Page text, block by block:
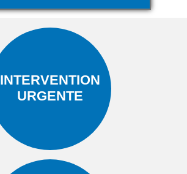
INTERVENTION
URGENTE